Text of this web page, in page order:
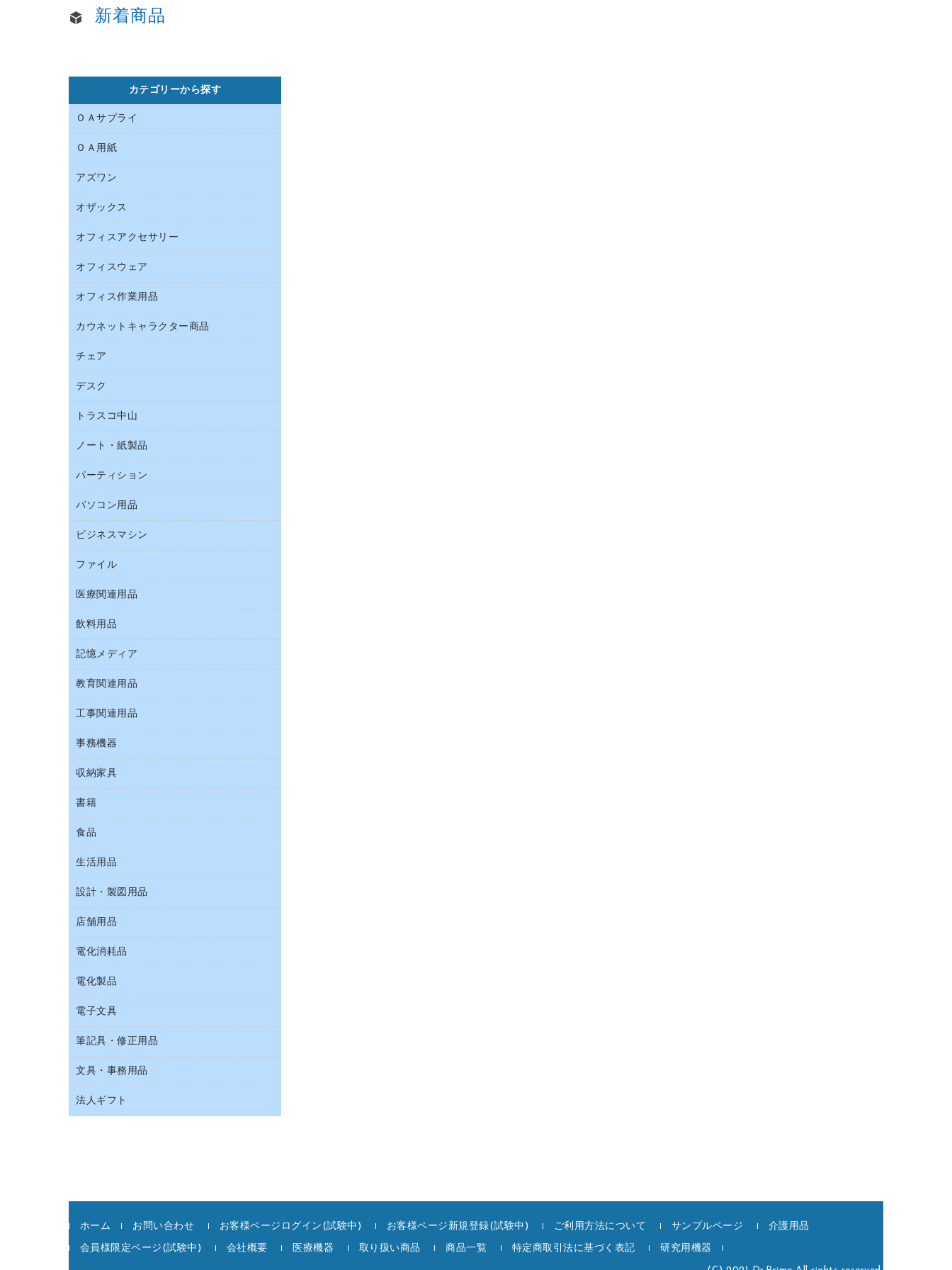
新着商品
カテゴリーから探す
ＯＡサプライ
インクカートリッジ
トナーカートリッジ
ファクシミリトナー
プリンタ用リボン
リサイクルトナー（プール方式）
互換インクカートリッジ
ＯＡ用紙
インクジェットプリンタ用紙
その他コピー用紙・プリンタ用紙
ハガキ用紙
ファクシミリ用紙
ラベル用紙
ワープロ用紙
帳票用紙／フォーム用紙
アズワン
オフィス用品
オザックス
店舗用品
オフィスアクセサリー
インテリア・インテリア収納
オフィスアクセサリー
オフィスウェア
アウター
医療・介護・ワーキングウェア
オフィス作業用品
ペット用品
結束用品
工場用品
梱包用テープ
作業用雑貨
作業用手袋
倉庫収納用品
防災用品
養生用品
カウネットキャラクター商品
カウネットキャラクター商品
チェア
オフィスチェア
ミーティングチェア
応接イス・ベンチ
デスク
カウンター
ミーティングテーブル
トラスコ中山
建築・作業用品
ノート・紙製品
ノート
ルーズリーフ
各種用紙
額縁
帳簿
典礼用品
伝票
パーティション
パーティション
パソコン用品
ＨＤＤ／ＳＳＤ
ＯＡクリーナー／エアダスター
ＯＡフィルター
ＵＳＢハブ／ＵＳＢアクセサリー
スマートフォン／モバイル周辺機器
セキュリティ用品
ディスプレイモニター
パソコンアクセサリー
パソコンバッグ／収納用品
パソコン周辺機器
マウスパッド
各種ケーブル
ビジネスマシン
ＵＳＢメモリ
インクジェットプリンタ／複合機
スキャナー
デジタルカメラ
ファクシミリ
メモリーカード
レーザープリンタ／複合機
電話機
ファイル
２穴リフィル・２穴インデックス
３０穴リフィル・３０穴インデックス
Ｚ式ファイル
カードケース
クリップボード
クリヤーブック（差替式）
クリヤーホルダー
コンピュータ用ファイル
ファイルボックス
フォルダー
フラットファイル
リングファイル
レターファイル
持ち出しファイル
統一伝票用ファイル
背幅が伸びるファイル
板目表紙・綴込表紙
名刺整理用品
医療関連用品
医療関連用品
感染症対策用品
管理医療機器
使い捨て手袋
飲料用品
インスタントコーヒー
お茶備品
コーヒーメーカー・備品
ソフトドリンク
ミネラルウォーター
レギュラーコーヒー
医薬部外品
紅茶・バラエティ飲料
記憶メディア
ＣＤ－Ｒ
ＣＤ－ＲＷ
ＤＶＤ
ブルーレイディスク
メディア収納用品
教育関連用品
教育関連用品
工事関連用品
屋外用品
工事関連用品
事務機器
ＯＨＰ用品
タイムカード
タイムレコーダー
ラミネータ
レーザーポインター
大型シュレッダー（共配）
収納家具
その他収納
金庫
保管庫・書庫
書籍
パソコンソフト
食品
菓子
食品
生活用品
キッチン用品
スポーツ・レジャー用品
スリッパ・サンダル・シューズ
その他雑貨
ダストボックス
ティッシュペーパー
トイレットペーパー
飲食用消耗品
殺虫剤
消臭・芳香剤
設計・製図用品
設計・製図用品
店舗用品
ＰＯＰ用品
カウンター／お会計用品
サイン・看板用品
ディスプレイ用品
レジ・ポリ袋
陳列什器
店舗運営用品
電化消耗品
アルバム
デスクライト
懐中電灯・ライト
乾電池・充電池
電球・蛍光灯
電化製品
ＡＶ機器・アクセサリー
ＯＡタップ／延長コード
キッチン・調理家電
その他電化製品
空調・季節家電
電子文具
その他電子文具
ラベルテープ
ラベルライター
電卓
筆記具・修正用品
シャープペンシル
シャープペンシル用替芯
ボールペン（ゲルインク）
マーキングペン（水性）
マーキングペン（油性）
鉛筆
文具・事務用品
カッター
セロハンテープ
その他文具
法人ギフト
ホーム お問い合わせ お客様ページログイン(試験中) お客様ページ新規登録(試験中) ご利用方法について サンプルページ 介護用品
会員様限定ページ(試験中) 会社概要 医療機器 取り扱い商品 商品一覧 特定商取引法に基づく表記 研究用機器